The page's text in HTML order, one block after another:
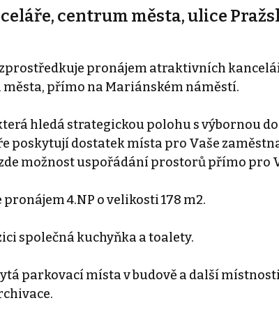
centrum města, ulice
zprostředkuje pronájem atraktivních
přímo na Mariánském náměstí.
hledá strategickou polohu s výbornou
poskytují dostatek místa pro Vaše
možnost uspořádání prostorů přímo pro
4.NP o velikosti 178 m2.
společná kuchyňka a toalety.
parkovací místa v budově a další